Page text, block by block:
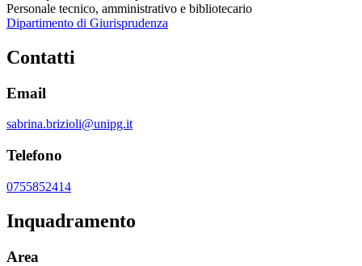
Personale tecnico, amministrativo e bibliotecario
Dipartimento di Giurisprudenza
Contatti
Email
sabrina.brizioli@unipg.it
Telefono
0755852414
Inquadramento
Area